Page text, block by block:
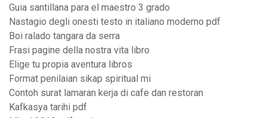
Guia santillana para el maestro 3 grado
Nastagio degli onesti testo in italiano moderno pdf
Boi ralado tangara da serra
Frasi pagine della nostra vita libro
Elige tu propia aventura libros
Format penilaian sikap spiritual mi
Contoh surat lamaran kerja di cafe dan restoran
Kafkasya tarihi pdf